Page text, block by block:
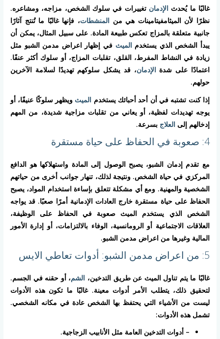
غالبًا ما يُحدثالإدمان تغييرات في سلوك الشخص، مزاجه، ومشاعره.
نظرًا لأن الميثامفيتامينات هي من المنشطات، فإنها غالبًا ما تُنتج آثارًا
جانبية متعلقة بالمزاج تعكس طبيعة المادة. على سبيل المثال، يمكن أن
يبدأ الشخص الذي يستخدمالميث في إظهار اعراض مدمن الشبو مثل
زيادة في النشاط المفرط، القلق، تقلبات المزاج، أو سلوك أكثر عنفًا.
اعتمادًا على شدةالإدمان، قد يشكل سلوكهم تهديدًا لسلامة الآخرين
حولهم.
إذا كنت تشتبه في أن أحد أحبائك يستخدم الميث ويظهر سلوكًا عنيفًا، أو
يوجه تهديدات لفظية، أو يعاني من تقلبات مزاجية شديدة، من المهم
إدخالهم إلىالعلاج بسرعة.
4: صعوبة في الحفاظ على حياة مستقرة
مع تقدم إدمان الشبو، يصبح الوصول إلى المادة واستهلاكها هو الدافع
المركزي في حياة الشخص. ونتيجة لذلك، تنهار جوانب أخرى من حياتهم
الشخصية والمهنية. ومع أي مشكلة تتعلق بإساءة استخدام المواد، يصبح
الحفاظ على حياة مستقرة خارج العادات الإدمانية أمرًا صعبًا. قد يواجه
الشخص الذي يستخدم الميث صعوبة في الحفاظ على الوظيفة،
العلاقات الاجتماعية أو الرومانسية، الوفاء بالالتزامات، أو إدارة الأمور
المالية وغيرها من اعراض مدمن الشبو.
5: من اعراض مدمن الشبو: أدوات تعاطي الايس
غالبًا ما يتم تناول الميث عن طريق التدخين، الشم، أو حقنه في الجسم.
لتحقيق ذلك، يتطلب الأمر أدوات معينة. غالبًا ما تكون هذه الأدوات
ليست من الأشياء التي يحتفظ بها الشخص عادة في مكانه الشخصي.
تشمل هذه الأدوات:
– أدوات التدخين العامة مثل الأنابيب الزجاجية.